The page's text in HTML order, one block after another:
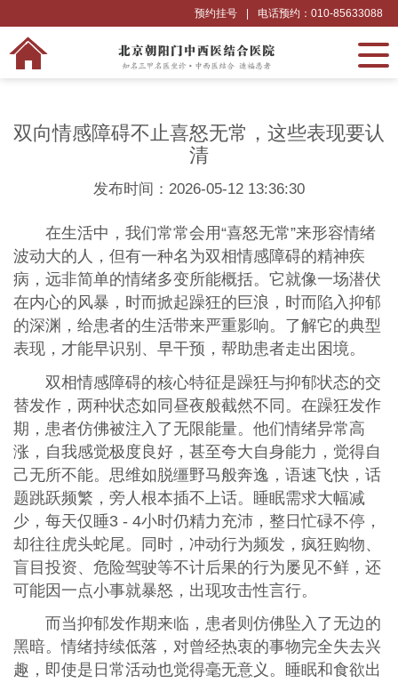
电话预约：010-85633088
预约挂号
双向情感障碍不止喜怒无常，这些表现要认
清
发布时间：2026-05-12 13:36:30
在生活中，我们常常会用“喜怒无常”来形容情绪
波动大的人，但有一种名为双相情感障碍的精神疾
病，远非简单的情绪多变所能概括。它就像一场潜伏
在内心的风暴，时而掀起躁狂的巨浪，时而陷入抑郁
的深渊，给患者的生活带来严重影响。了解它的典型
表现，才能早识别、早干预，帮助患者走出困境。
双相情感障碍的核心特征是躁狂与抑郁状态的交
替发作，两种状态如同昼夜般截然不同。在躁狂发作
期，患者仿佛被注入了无限能量。他们情绪异常高
涨，自我感觉极度良好，甚至夸大自身能力，觉得自
己无所不能。思维如脱缰野马般奔逸，语速飞快，话
题跳跃频繁，旁人根本插不上话。睡眠需求大幅减
少，每天仅睡3 - 4小时仍精力充沛，整日忙碌不停，
却往往虎头蛇尾。同时，冲动行为频发，疯狂购物、
盲目投资、危险驾驶等不计后果的行为屡见不鲜，还
可能因一点小事就暴怒，出现攻击性言行。
而当抑郁发作期来临，患者则仿佛坠入了无边的
黑暗。情绪持续低落，对曾经热衷的事物完全失去兴
趣，即使是日常活动也觉得毫无意义。睡眠和食欲出